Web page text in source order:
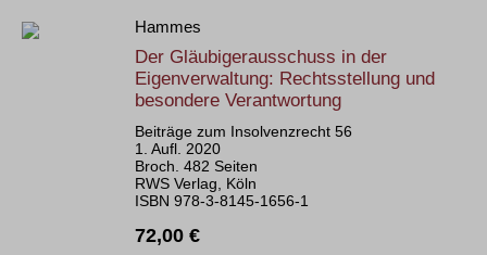
Hammes
Der Gläubigerausschuss in der
Eigenverwaltung: Rechtsstellung und
besondere Verantwortung
Beiträge zum Insolvenzrecht 56
1. Aufl. 2020
Broch. 482 Seiten
RWS Verlag, Köln
ISBN 978-3-8145-1656-1
72,00 €